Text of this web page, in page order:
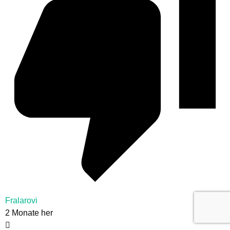
Fralarovi
2 Monate her